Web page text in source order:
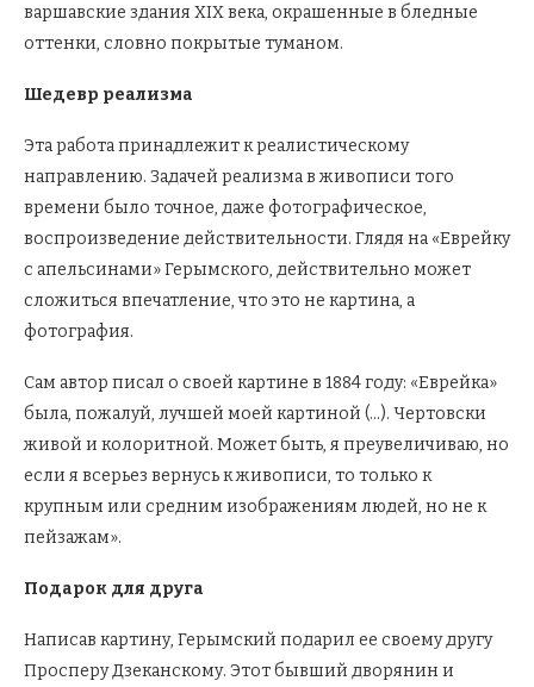
варшавские здания XIX века, окрашенные в бледные
оттенки, словно покрытые туманом.
Шедевр реализма
Эта работа принадлежит к реалистическому
направлению. Задачей реализма в живописи того
времени было точное, даже фотографическое,
воспроизведение действительности. Глядя на «Еврейку
с апельсинами» Герымского, действительно может
сложиться впечатление, что это не картина, а
фотография.
Сам автор писал о своей картине в 1884 году: «Еврейка»
была, пожалуй, лучшей моей картиной (…). Чертовски
живой и колоритной. Может быть, я преувеличиваю, но
если я всерьез вернусь к живописи, то только к
крупным или средним изображениям людей, но не к
пейзажам».
Подарок для друга
Написав картину, Герымский подарил ее своему другу
Просперу Дзеканскому. Этот бывший дворянин и